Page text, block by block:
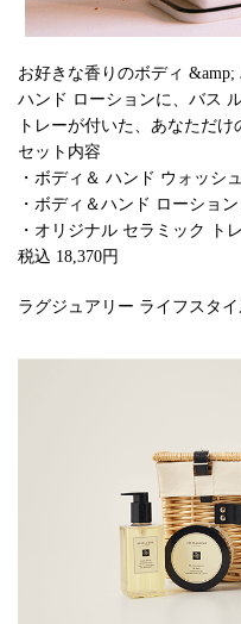
お好きな香りのボディ
ハンド ローションに、バス
トレーが付いた、あなただけ
セット内容
・ボディ＆ ハンド ウォッシ
・ボディ＆ハンド ローショ
・オリジナル セラミック ト
税込 18,370円
ラグジュアリー ライフスタ